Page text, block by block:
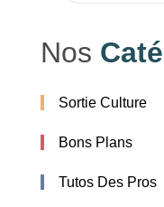
Nos
Sortie Culture
Bons Plans
Tutos Des Pros